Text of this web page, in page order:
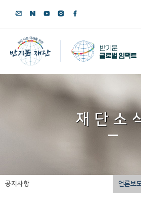
재단소
공지사항 언론보